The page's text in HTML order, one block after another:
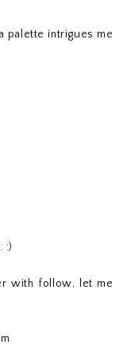
palette intrigues me
:)
with follow, let me